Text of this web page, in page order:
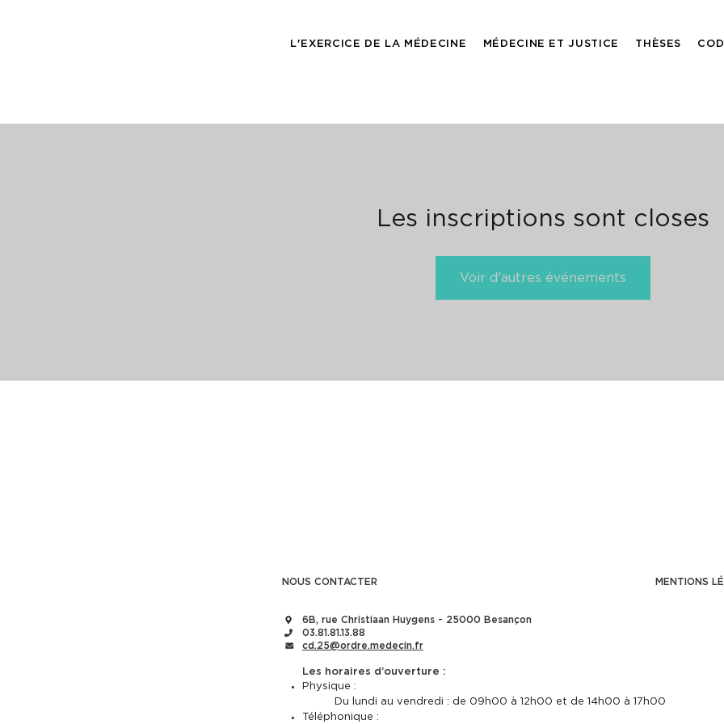
L'EXERCICE DE LA MÉDECINE MÉDECINE ET JUSTICE THÈSES
Les inscriptions sont closes
Voir d'autres événements
NOUS CONTACTER MENTIONS
6B, rue Christiaan Huygens - 25000 Besançon
03.81.81.13.88
cd.25@ordre.medecin.fr
Les horaires d’ouverture :
Physique :
Du lundi au vendredi : de 09h00 à 12h00 et de 14h00 à 17h00
Téléphonique :